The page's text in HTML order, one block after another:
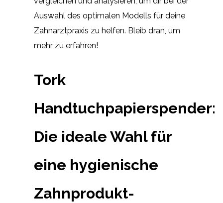
Auswahl des optimalen Modells für deine
Zahnarztpraxis zu helfen. Bleib dran, um
mehr zu erfahren!
Tork
Handtuchpapierspender:
Die ideale Wahl für
eine hygienische
Zahnprodukt-